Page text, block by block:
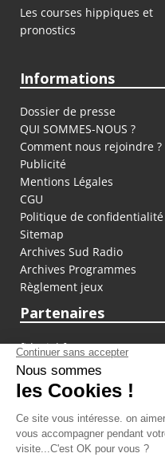
Les courses hippiques et
pronostics
Informations
Dossier de presse
QUI SOMMES-NOUS ?
Comment nous rejoindre ?
Publicité
Mentions Légales
CGU
Politique de confidentialité
Sitemap
Archives Sud Radio
Archives Programmes
Règlement jeux
Partenaires
fiducial.fr
lyoncapitale.fr
olympique-et-lyonnais.com
L'application Iphone